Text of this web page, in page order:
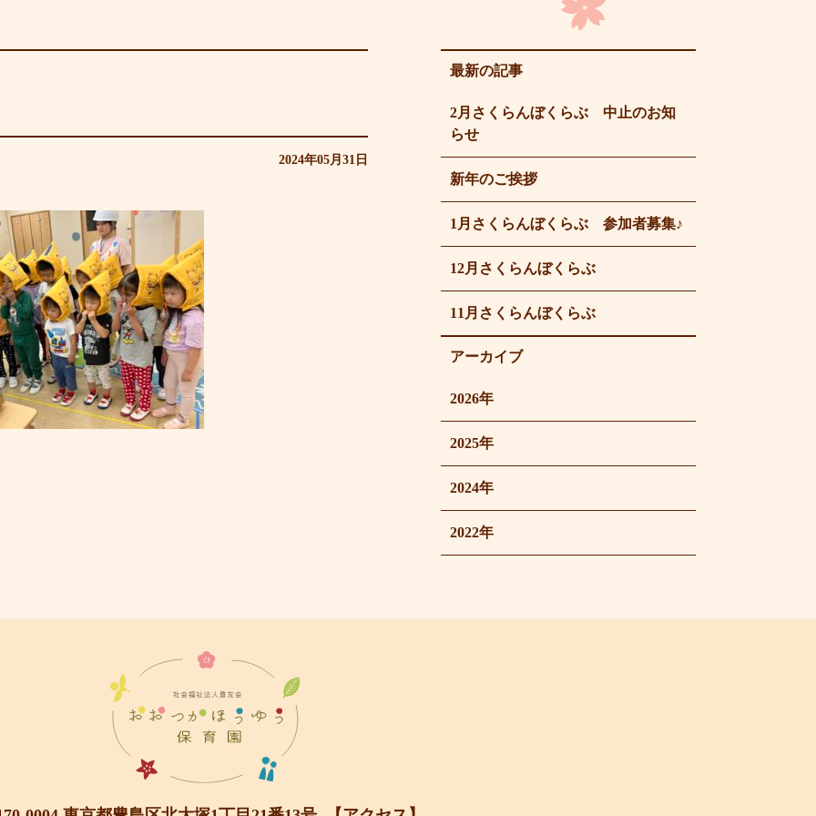
2024年05月31日
最新の記事
2月さくらんぼくらぶ 中止のお知
らせ
新年のご挨拶
1月さくらんぼくらぶ 参加者募集♪
12月さくらんぼくらぶ
11月さくらんぼくらぶ
アーカイブ
2026年
2025年
2024年
2022年